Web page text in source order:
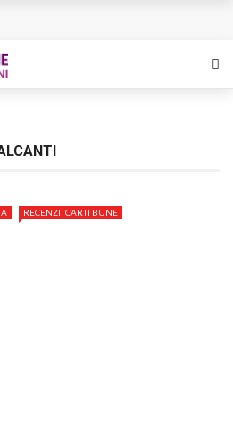
din Pristina
K. – Justitiarii literaturii
RECENZII CARTI BUNE